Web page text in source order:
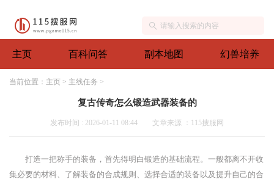
主页 百科问答 副本地图 幻兽培养
当前位置： 主页 > 主线任务 >
复古传奇怎么锻造武器装备的
发布时间 : 2026-01-11 08:44 文章来源 ：115搜服网
打造一把称手的装备，首先得明白锻造的基础流程。一般都离不开收
集必要的材料、了解装备的合成规则、选择合适的装备以及提升自己的合